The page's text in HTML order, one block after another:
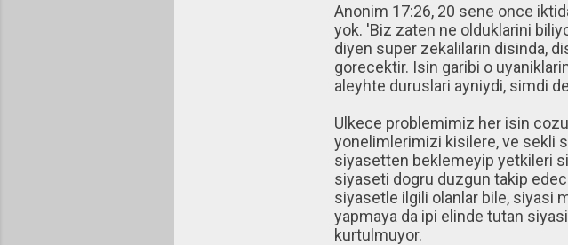
Anonim 17:26, 20 sene once
yok. 'Biz zaten ne olduklarini
diyen super zekalilarin disinda,
gorecektir. Isin garibi o
aleyhte duruslari ayniydi, simdi
Ulkece problemimiz her isin
yonelimlerimizi kisilere, ve sekli
siyasetten beklemeyip yetkileri
siyaseti dogru duzgun takip
siyasetle ilgili olanlar bile, siyasi
yapmaya da ipi elinde tutan
kurtulmuyor.